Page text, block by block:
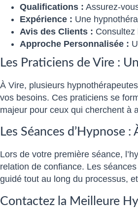
Qualifications : Assurez-
Expérience : Une
Avis des Clients : Consultez
Approche Personnalisée :
Les Praticiens de Vire :
À Vire, plusieurs
vos besoins. Ces praticiens se
majeur pour ceux qui cherchent à
Les Séances d’Hypnose :
Lors de votre première séance,
relation de confiance. Les
guidé tout au long du processus,
Contactez la Meilleure